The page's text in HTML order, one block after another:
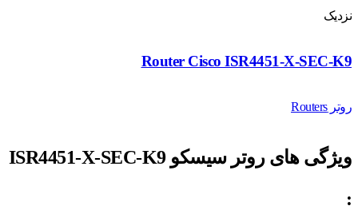
نزدیک
Router Cisco ISR4451-X-SEC-K9
روتر Routers
ویژگی های روتر سیسکوISR4451-X-SEC-K9
: